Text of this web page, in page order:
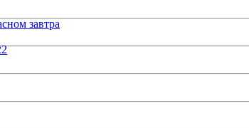
завтра